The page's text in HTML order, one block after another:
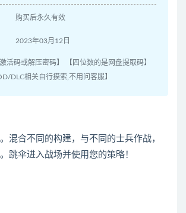
购买后永久有效
2023年03月12日
活码或解压密码】 【四位数的是网盘提取码】
DLC相关自行摸索,不用问客服】
混合不同的构建，与不同的士兵作战，
跳伞进入战场并使用您的策略！